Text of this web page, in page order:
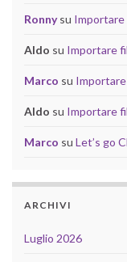
Ronnysu
Aldo su Importare
Marco su
Aldo su Importare
Marco su Let’s go
ARCHIVI
Luglio 2026